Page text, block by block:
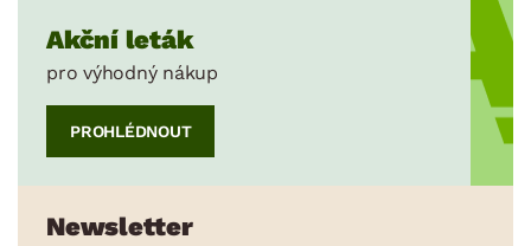
Akční leták
pro výhodný nákup
PROHLÉDNOUT
Newsletter